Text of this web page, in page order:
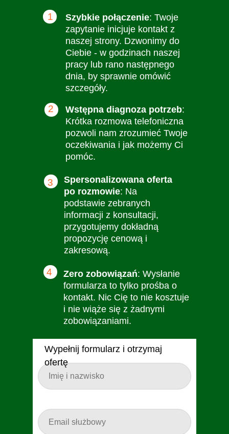
Wypełnij formularz i otrzymaj
ofertę
Szybkie połączenie: Twoje
zapytanie inicjuje kontakt z
naszej strony. Dzwonimy do
Ciebie - w godzinach naszej
pracy lub rano następnego
dnia, by sprawnie omówić
szczegóły.
Wstępna diagnoza potrzeb:
Krótka rozmowa telefoniczna
pozwoli nam zrozumieć Twoje
oczekiwania i jak możemy Ci
pomóc.
Spersonalizowana oferta
po rozmowie: Na
podstawie zebranych
informacji z konsultacji,
przygotujemy dokładną
propozycję cenową i
zakresową.
1
2
3
Zero zobowiązań: Wysłanie
formularza to tylko prośba o
kontakt. Nic Cię to nie kosztuje
i nie wiąże się z żadnymi
zobowiązaniami.
4